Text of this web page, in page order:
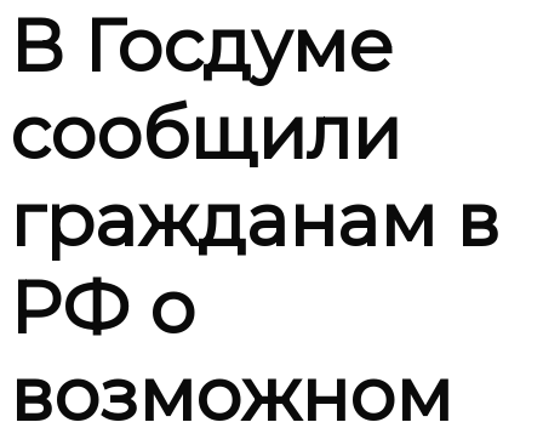
В Госдуме
сообщили
гражданам в
РФ о
возможном